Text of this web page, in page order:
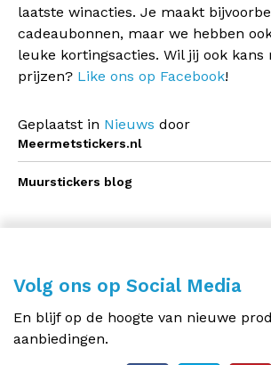
laatste winacties. Je maakt
cadeaubonnen, maar we hebben
leuke kortingsacties. Wil jij ook kans
prijzen? Like ons op Facebook!
Geplaatst in Nieuws door
Meermetstickers.nl
Muurstickers blog
Volg ons op Social Media
En blijf op de hoogte van nieuwe
aanbiedingen.